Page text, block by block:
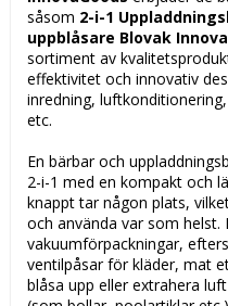
såsom 2-i-1
uppblåsare Blovak
sortiment av
effektivitet och innovativ
inredning,
etc.
En bärbar och
2-i-1 med en kompakt och
knappt tar någon plats,
och använda var som helst.
vakuumförpackningar,
ventilpåsar för kläder, mat
blåsa upp eller extrahera